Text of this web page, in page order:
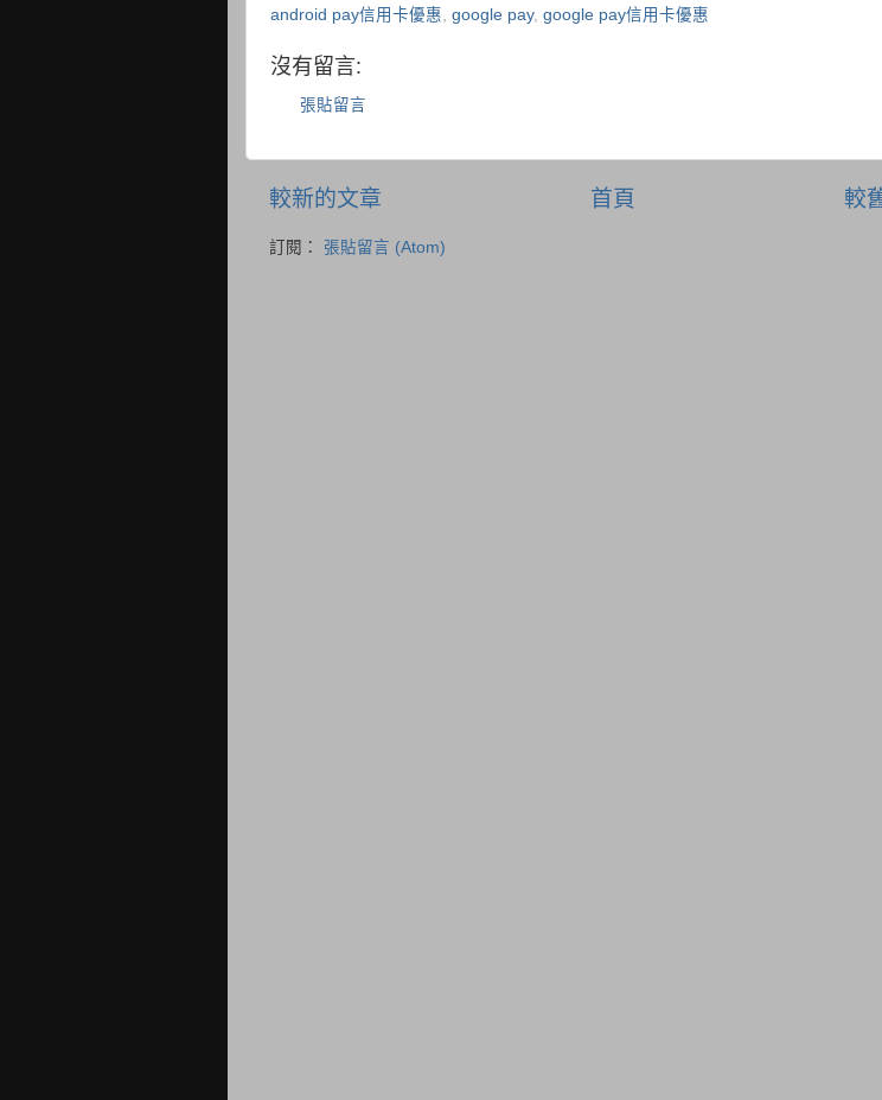
android pay信用卡優惠 google pay, google pay信用卡優惠
沒有留言:
張貼留言
較新的文章 較
首頁
訂閱： 張貼留言 (Atom)